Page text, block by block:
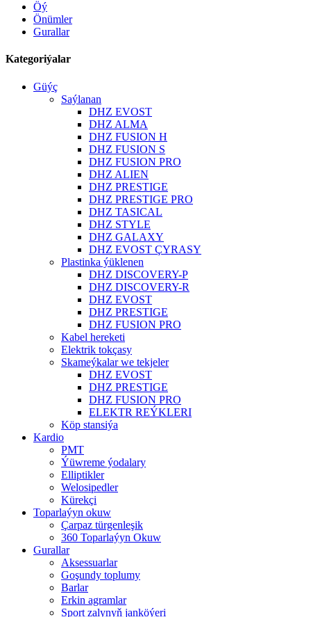
Öý
Önümler
Gurallar
Kategoriýalar
Güýç
Saýlanan
DHZ EVOST
DHZ ALMA
DHZ FUSION H
DHZ FUSION S
DHZ FUSION PRO
DHZ ALIEN
DHZ PRESTIGE
DHZ PRESTIGE PRO
DHZ TASICAL
DHZ STYLE
DHZ GALAXY
DHZ EVOST ÇYRASY
Plastinka ýüklenen
DHZ DISCOVERY-P
DHZ DISCOVERY-R
DHZ EVOST
DHZ PRESTIGE
DHZ FUSION PRO
Kabel hereketi
Elektrik tokçasy
Skameýkalar we tekjeler
DHZ EVOST
DHZ PRESTIGE
DHZ FUSION PRO
ELEKTR REÝKLERI
Köp stansiýa
Kardio
PMT
Ýüwreme ýodalary
Elliptikler
Welosipedler
Kürekçi
Toparlaýyn okuw
Çarpaz türgenleşik
360 Toparlaýyn Okuw
Gurallar
Aksessuarlar
Goşundy toplumy
Barlar
Erkin agramlar
Sport zalynyň janköýeri